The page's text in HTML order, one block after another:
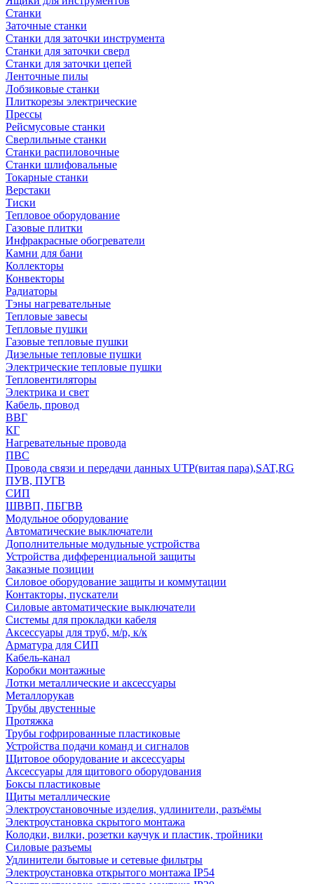
Станки
Заточные станки
Станки для заточки инструмента
Станки для заточки сверл
Станки для заточки цепей
Ленточные пилы
Лобзиковые станки
Плиткорезы электрические
Прессы
Рейсмусовые станки
Сверлильные станки
Станки распиловочные
Станки шлифовальные
Токарные станки
Верстаки
Тиски
Тепловое оборудование
Газовые плитки
Инфракрасные обогреватели
Камни для бани
Коллекторы
Конвекторы
Радиаторы
Тэны нагревательные
Тепловые завесы
Тепловые пушки
Газовые тепловые пушки
Дизельные тепловые пушки
Электрические тепловые пушки
Тепловентиляторы
Электрика и свет
Кабель, провод
ВВГ
КГ
Нагревательные провода
ПВС
Провода связи и передачи данных UTP(витая пара),SAT,RG
ПУВ, ПУГВ
СИП
ШВВП, ПБГВВ
Модульное оборудование
Автоматические выключатели
Дополнительные модульные устройства
Устройства дифференциальной защиты
Заказные позиции
Силовое оборудование защиты и коммутации
Контакторы, пускатели
Силовые автоматические выключатели
Системы для прокладки кабеля
Аксессуары для труб, м/р, к/к
Арматура для СИП
Кабель-канал
Коробки монтажные
Лотки металлические и аксессуары
Металлорукав
Трубы двустенные
Протяжка
Трубы гофрированные пластиковые
Устройства подачи команд и сигналов
Щитовое оборудование и аксессуары
Аксессуары для щитового оборудования
Боксы пластиковые
Щиты металлические
Электроустановочные изделия, удлинители, разъёмы
Электроустановка скрытого монтажа
Колодки, вилки, розетки каучук и пластик, тройники
Силовые разъемы
Удлинители бытовые и сетевые фильтры
Электроустановка открытого монтажа IP54